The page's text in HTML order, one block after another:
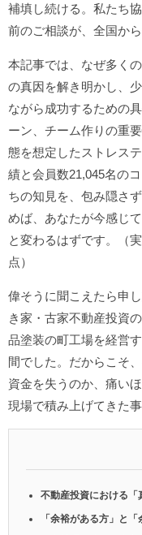
補填し続ける。私たち
前のご相談が、全国か
本記事では、なぜ多く
の真因を解き明かし、
ながら成功するための
ーン、チーム作りの重
態を想定したストレス
績と会員数21,045名の
ちの知見を、包み隠さ
めば、あなたが今感じ
と変わるはずです。（
点）
偉そうに聞こえたら申
き家・古家不動産投資
品塗装の町工場を経営
間でした。だからこそ
資金を失うのか、痛い
現場で積み上げてきた
不動産投資における「
「余裕がある方」と